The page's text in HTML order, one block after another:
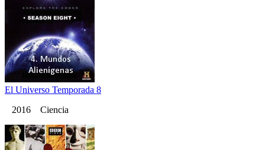
El Universo Temporada 8
2016 Ciencia